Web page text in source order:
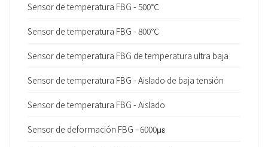
Sensor de temperatura FBG - 500℃
Sensor de temperatura FBG - 800℃
Sensor de temperatura FBG de temperatura ultra baja
Sensor de temperatura FBG - Aislado de baja tensión
Sensor de temperatura FBG - Aislado
Sensor de deformación FBG - 6000με